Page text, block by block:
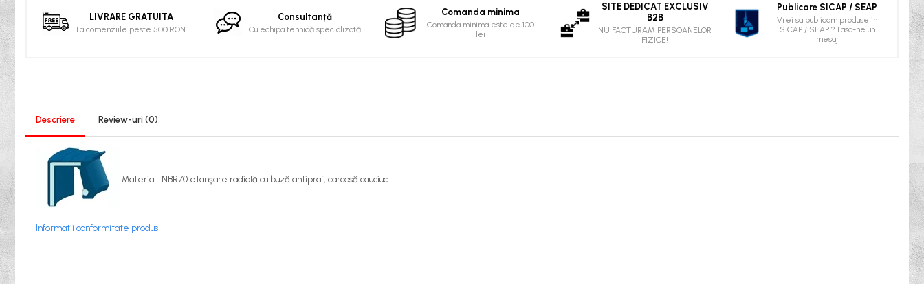
Curele Dintate
AVX
XPA
XPB
XPZ
Sudura
Scule
Chei
Chei Cu Clichet
Chei Dinamometrice
Chei Fixe/Combinate
Chei Pentru Filtre
LIVRARE GRATUITA
La comenziile peste 500 RON
Consultanță
Cu echipa tehnică specializată
Comanda minima
Comanda minima este de 100
lei
SITE DEDICAT EXCLUSIV
B2B
NU FACTURAM PERSOANELOR
FIZICE!
Publicare SICAP / SEAP
Vrei sa publicam produse in
SICAP / SEAP ? Lasa-ne un
mesaj
Descriere Review-uri (0)
Material : NBR70 etanşare radială cu buză antipraf, carcasă cauciuc.
Informatii conformitate produs